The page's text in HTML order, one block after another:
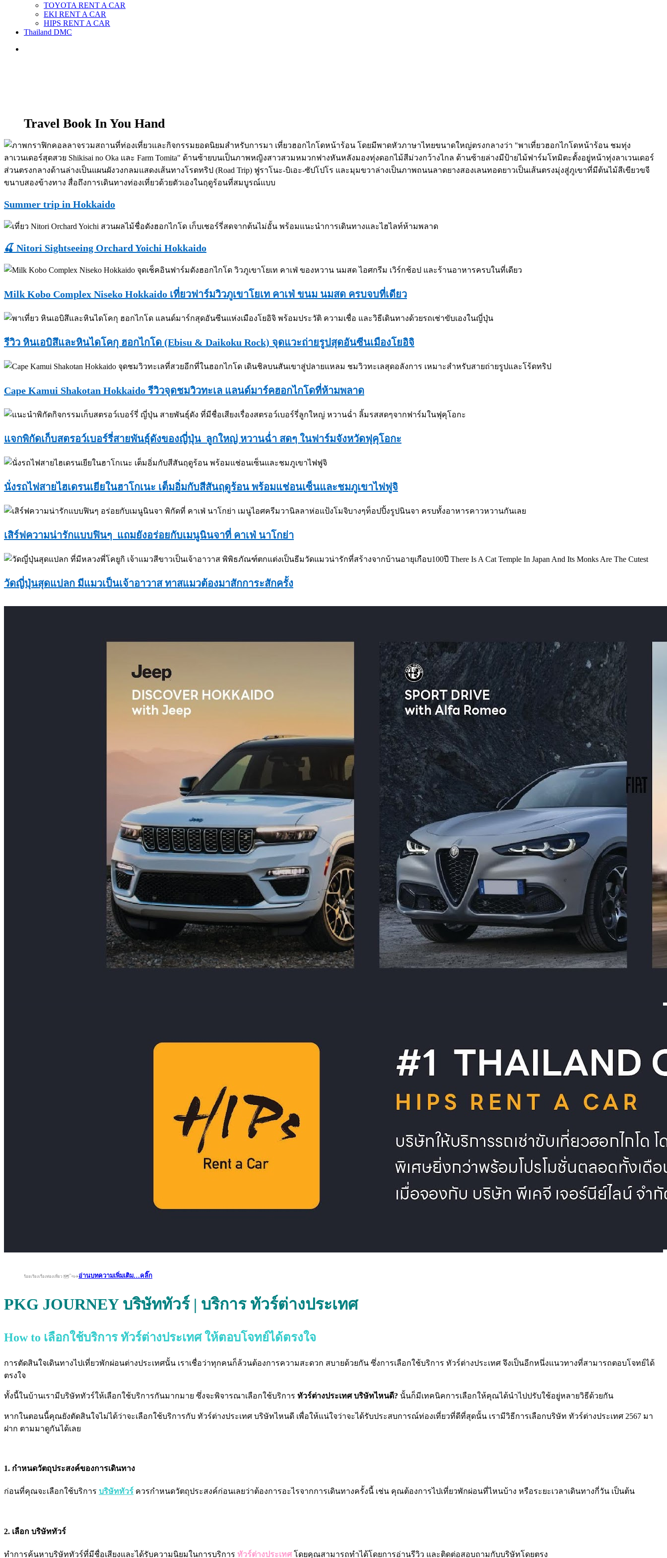
TOYOTA RENT A CAR
EKI RENT A CAR
HIPS RENT A CAR
Thailand DMC
Travel Book In You Hand
Summer trip in Hokkaido
🍒 Nitori Sightseeing Orchard Yoichi Hokkaido
Milk Kobo Complex Niseko Hokkaido เที่ยวฟาร์มวิวภูเขาโยเท คาเฟ่ ขนม นมสด ครบจบที่เดียว
รีวิว หินเอบิสึและหินไดโคกุ ฮอกไกโด (Ebisu & Daikoku Rock) จุดแวะถ่ายรูปสุดอันซีนเมืองโยอิจิ
Cape Kamui Shakotan Hokkaido รีวิวจุดชมวิวทะเล แลนด์มาร์คฮอกไกโดที่ห้ามพลาด
แจกพิกัดเก็บสตรอว์เบอร์รี่สายพันธุ์ดังของญี่ปุ่น ลูกใหญ่ หวานฉ่ำ สดๆ ในฟาร์มจังหวัดฟุคุโอกะ
นั่งรถไฟสายไฮเดรนเยียในฮาโกเนะ เต็มอิ่มกับสีสันฤดูร้อน พร้อมแช่อนเซ็นและชมภูเขาไฟฟูจิ
เสิร์ฟความน่ารักแบบฟินๆ แถมยังอร่อยกับเมนูนินจาที่ คาเฟ่ นาโกย่า
วัดญี่ปุ่นสุดแปลก มีแมวเป็นเจ้าอาวาส ทาสแมวต้องมาสักการะสักครั้ง
ร้อยเรียงเรื่องท่องเที่ยว 🗺️⁀જ✈︎อ่านบทความเพิ่มเติม…คลิ๊ก
PKG JOURNEY บริษัททัวร์ | บริการ ทัวร์ต่างประเทศ
How to เลือกใช้บริการ ทัวร์ต่างประเทศ ให้ตอบโจทย์ได้ตรงใจ
การตัดสินใจเดินทางไปเที่ยวพักผ่อนต่างประเทศนั้น เราเชื่อว่าทุกคนก็ล้วนต้องการความสะดวก สบายด้วยกัน ซึ่งการเลือกใช้บริการ ทัวร์ต่างประเทศ จึงเป็นอีกหนึ่งแนวทางที่สามารถตอบโจทย์ได้
ตรงใจ
ทั้งนี้ในบ้านเรามีบริษัททัวร์ให้เลือกใช้บริการกันมากมาย ซึ่งจะพิจารณาเลือกใช้บริการ ทัวร์ต่างประเทศ บริษัทไหนดี? นั้นก็มีเทคนิคการเลือกให้คุณได้นำไปปรับใช้อยู่หลายวิธีด้วยกัน
หากในตอนนี้คุณยังตัดสินใจไม่ได้ว่าจะเลือกใช้บริการกับ ทัวร์ต่างประเทศ บริษัทไหนดี เพื่อให้แน่ใจว่าจะได้รับประสบการณ์ท่องเที่ยวที่ดีที่สุดนั้น เรามีวิธีการเลือกบริษัท ทัวร์ต่างประเทศ 2567 มา
ฝาก ตามมาดูกันได้เลย
1. กำหนดวัตถุประสงค์ของการเดินทาง
ก่อนที่คุณจะเลือกใช้บริการ บริษัททัวร์ ควรกำหนดวัตถุประสงค์ก่อนเลยว่าต้องการอะไรจากการเดินทางครั้งนี้ เช่น คุณต้องการไปเที่ยวพักผ่อนที่ไหนบ้าง หรือระยะเวลาเดินทางกี่วัน เป็นต้น
2. เลือก บริษัททัวร์
ทำการค้นหาบริษัททัวร์ที่มีชื่อเสียงและได้รับความนิยมในการบริการ ทัวร์ต่างประเทศโดยคุณสามารถทำได้โดยการอ่านรีวิว และติดต่อสอบถามกับบริษัทโดยตรง